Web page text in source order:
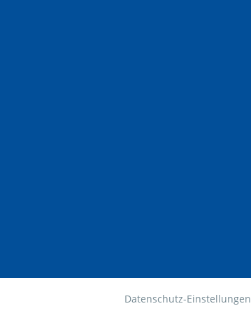
Datenschutz-Einstellungen